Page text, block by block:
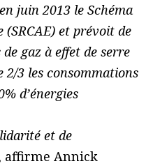
juin 2013 le Schéma
et prévoit de
gaz à effet de serre
2/3 les consommations
d’énergies
et de
affirme Annick